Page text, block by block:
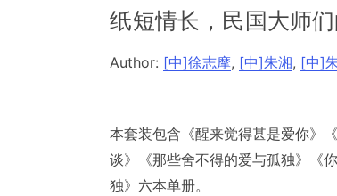
纸短情长，民国大师
Author: [中]徐志摩, [中]朱湘, [中]
本套装包含《醒来觉得甚是爱你》
谈》《那些舍不得的爱与孤独》《
独》六本单册。